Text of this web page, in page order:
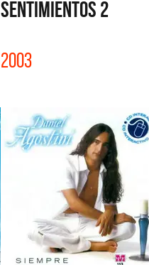
SENTIMIENTOS 2
2003